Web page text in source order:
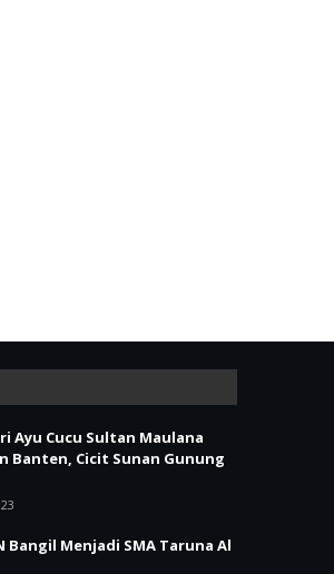
Ayu Cucu Sultan Maulana
Banten, Cicit Sunan Gunung
Bangil Menjadi SMA Taruna Al